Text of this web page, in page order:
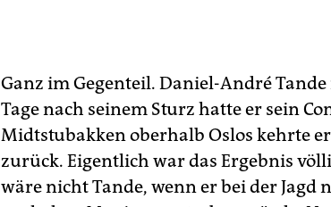
Ganz im Gegenteil. Daniel-André Tande
Tage nach seinem Sturz hatte er sein
Midtstubakken oberhalb Oslos kehrte
zurück. Eigentlich war das Ergebnis
wäre nicht Tande, wenn er bei der Jagd